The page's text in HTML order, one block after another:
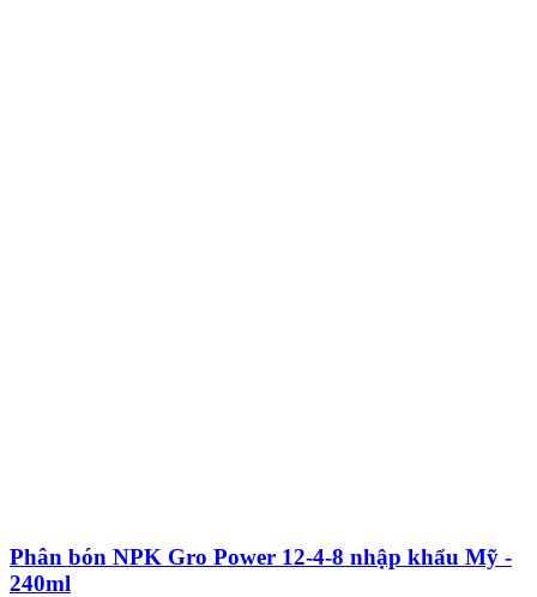
Phân bón NPK Gro Power 12-4-8 nhập khẩu Mỹ -
240ml